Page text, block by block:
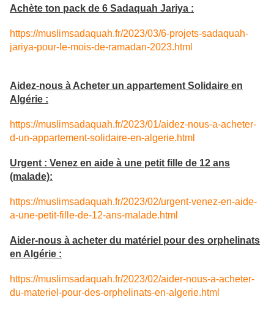
Achète ton pack de 6 Sadaquah Jariya :
https://muslimsadaquah.fr/2023/03/6-projets-sadaquah-
jariya-pour-le-mois-de-ramadan-2023.html
Aidez-nous à Acheter un appartement Solidaire en
Algérie :
https://muslimsadaquah.fr/2023/01/aidez-nous-a-acheter-
d-un-appartement-solidaire-en-algerie.html
Urgent : Venez en aide à une petit fille de 12 ans
(malade):
https://muslimsadaquah.fr/2023/02/urgent-venez-en-aide-
a-une-petit-fille-de-12-ans-malade.html
Aider-nous à acheter du matériel pour des orphelinats
en Algérie :
https://muslimsadaquah.fr/2023/02/aider-nous-a-acheter-
du-materiel-pour-des-orphelinats-en-algerie.html